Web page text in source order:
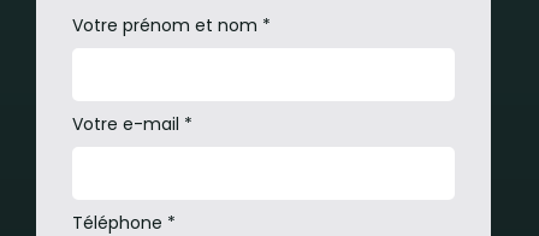
Votre prénom et nom *
Votre e-mail *
Téléphone *